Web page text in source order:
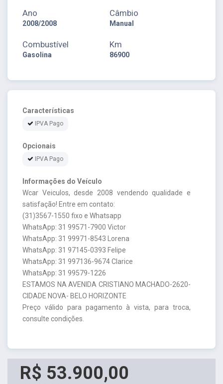
Ano
2008/2008
Câmbio
Manual
Combustível
Gasolina
Km
86900
Características
IPVA Pago
Opcionais
IPVA Pago
Informações do Veículo
Wcar Veiculos, desde 2008 vendendo qualidade e
satisfação! Entre em contato:
(31)3567-1550 fixo e Whatsapp
WhatsApp: 31 99571-7900 Victor
WhatsApp: 31 99971-8543 Lorena
WhatsApp: 31 97145-0393 Felipe
WhatsApp: 31 997136-9674 Clarice
WhatsApp: 31 99579-1226
ESTAMOS NA AVENIDA CRISTIANO MACHADO-2620-
CIDADE NOVA- BELO HORIZONTE
Preço válido para pagamento à vista, para troca,
consulte condições.
R$ 53.900,00